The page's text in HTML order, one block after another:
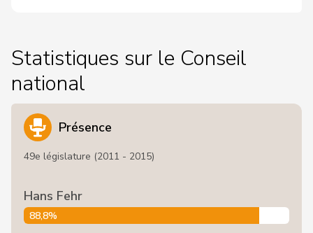
Statistiques sur le Conseil
national
Présence
49e législature (2011 - 2015)
Hans Fehr
88,8%